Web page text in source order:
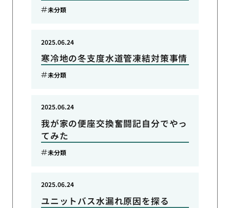
未分類
寒冷地の冬支度水道管凍結対策事情
2025.06.24
未分類
我が家の便座交換奮闘記自分でやっ
てみた
2025.06.24
未分類
ユニットバス水漏れ原因を探る
2025.06.24